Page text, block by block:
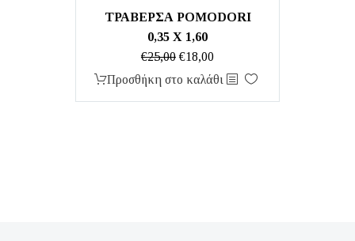
ΤΡΑΒΕΡΣΑ POMODORI
0,35 Χ 1,60
€25,00 Original
price
€18,00Η
τρέχουσα
Προσθήκη στο καλάθι